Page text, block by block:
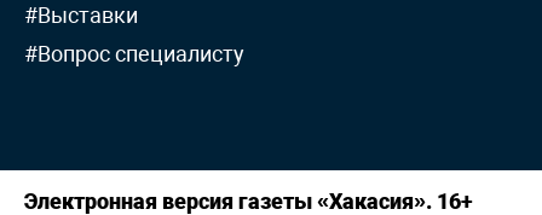
#Выставки
#Вопрос специалисту
Электронная версия газеты «Хакасия». 16+